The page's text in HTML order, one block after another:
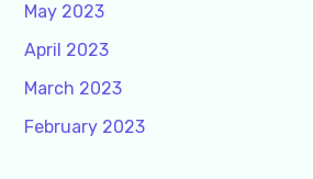
May 2023
April 2023
March 2023
February 2023